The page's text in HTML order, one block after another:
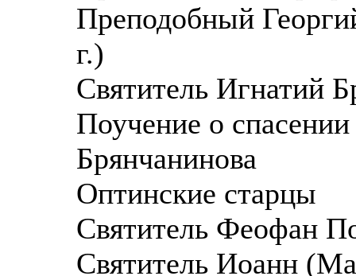
Преподобный
г.)
Святитель Игнатий
Поучение о
Брянчанинова
Оптинские старцы
Святитель Феофан
Святитель Иоанн